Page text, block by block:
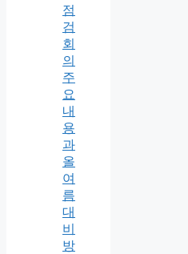
점
검
회
의
주
요
내
용
과
올
여
름
대
비
방